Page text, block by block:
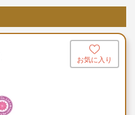
お気に入り